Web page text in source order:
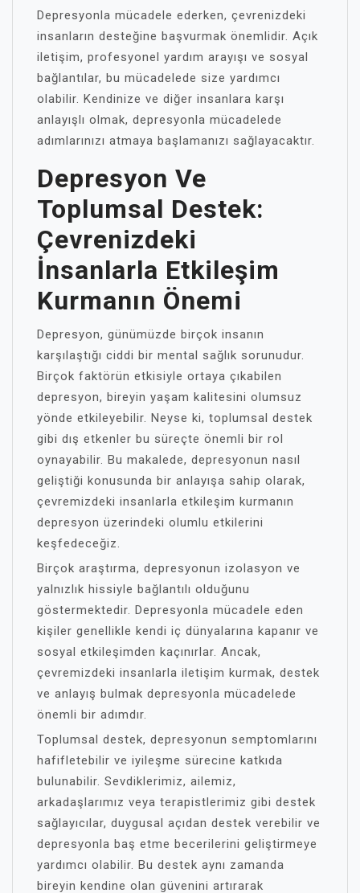
Depresyonla mücadele ederken, çevrenizdeki
insanların desteğine başvurmak önemlidir. Açık
iletişim, profesyonel yardım arayışı ve sosyal
bağlantılar, bu mücadelede size yardımcı
olabilir. Kendinize ve diğer insanlara karşı
anlayışlı olmak, depresyonla mücadelede
adımlarınızı atmaya başlamanızı sağlayacaktır.
Depresyon Ve
Toplumsal Destek:
Çevrenizdeki
İnsanlarla Etkileşim
Kurmanın Önemi
Depresyon, günümüzde birçok insanın
karşılaştığı ciddi bir mental sağlık sorunudur.
Birçok faktörün etkisiyle ortaya çıkabilen
depresyon, bireyin yaşam kalitesini olumsuz
yönde etkileyebilir. Neyse ki, toplumsal destek
gibi dış etkenler bu süreçte önemli bir rol
oynayabilir. Bu makalede, depresyonun nasıl
geliştiği konusunda bir anlayışa sahip olarak,
çevremizdeki insanlarla etkileşim kurmanın
depresyon üzerindeki olumlu etkilerini
keşfedeceğiz.
Birçok araştırma, depresyonun izolasyon ve
yalnızlık hissiyle bağlantılı olduğunu
göstermektedir. Depresyonla mücadele eden
kişiler genellikle kendi iç dünyalarına kapanır ve
sosyal etkileşimden kaçınırlar. Ancak,
çevremizdeki insanlarla iletişim kurmak, destek
ve anlayış bulmak depresyonla mücadelede
önemli bir adımdır.
Toplumsal destek, depresyonun semptomlarını
hafifletebilir ve iyileşme sürecine katkıda
bulunabilir. Sevdiklerimiz, ailemiz,
arkadaşlarımız veya terapistlerimiz gibi destek
sağlayıcılar, duygusal açıdan destek verebilir ve
depresyonla baş etme becerilerini geliştirmeye
yardımcı olabilir. Bu destek aynı zamanda
bireyin kendine olan güvenini artırarak